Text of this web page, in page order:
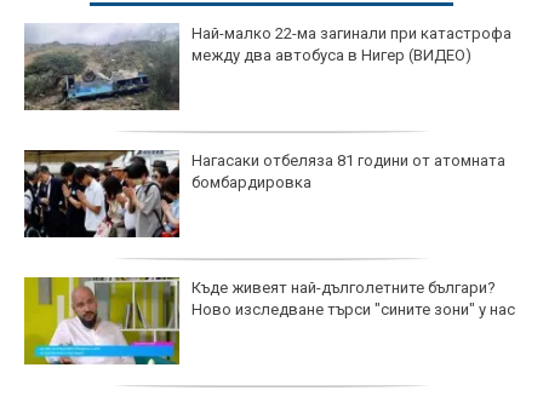
Най-малко 22-ма загинали при катастрофа
между два автобуса в Нигер (ВИДЕО)
Нагасаки отбеляза 81 години от атомната
бомбардировка
Къде живеят най-дълголетните българи?
Ново изследване търси "сините зони" у нас